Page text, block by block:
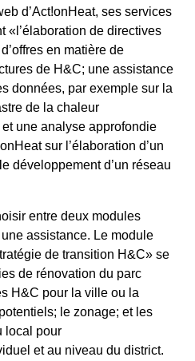
d’Act!onHeat, ses services
«l’élaboration de directives
en matière de
de H&C; une assistance
données, par exemple sur la
de la chaleur
une analyse approfondie
sur l’élaboration d’un
développement d’un réseau
entre deux modules
assistance. Le module
de transition H&C» se
de rénovation du parc
H&C pour la ville ou la
le zonage; et les
local pour
et au niveau du district.